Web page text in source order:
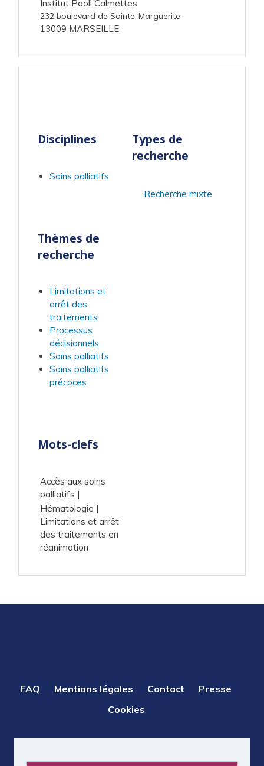
Institut Paoli Calmettes
232 boulevard de Sainte-Marguerite
13009 MARSEILLE
Disciplines
Soins palliatifs
Thèmes de
recherche
Limitations et
arrêt des
traitements
Processus
décisionnels
Soins palliatifs
Soins palliatifs
précoces
Mots-clefs
Accès aux soins
palliatifs
Hématologie
Limitations et arrêt
des traitements en
réanimation
Types de
recherche
Recherche mixte
PIED
FAQ Mentions légales Contact
Presse
Cookies